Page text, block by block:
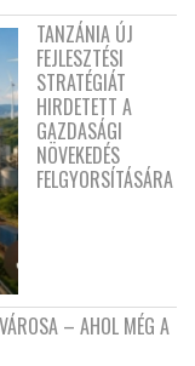
TANZÁNIA ÚJ
FEJLESZTÉSI
STRATÉGIÁT
HIRDETETT A
GAZDASÁGI
NÖVEKEDÉS
FELGYORSÍTÁSÁRA
– AHOL MÉG A